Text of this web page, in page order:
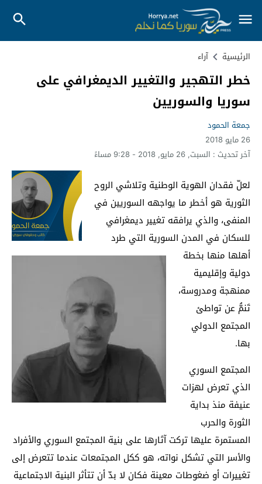
الرئيسية آراء
خطر التهجير والتغيير الديمغرافي على
سوريا والسوريين
جمعة الحمود
26 مايو 2018
آخر تحديث : السبت, 26 مايو, 2018 - 9:28 مساءً
لعلّ فقدان الهوية الوطنية وتلاشي الروح
الثورية هو أخطر ما يواجهه السوريين في
المنفى، والذي يرافقه تغيير ديمغرافي
للسكان في المدن السورية التي طرد
أهلها منها بخطة
دولية وإقليمية
ممنهجة ومدروسة،
تَنمُّ عن تواطئ
المجتمع الدولي
بها.
المجتمع السوري
الذي تعرض لهزات
عنيفة منذ بداية
الثورة والحرب
المستمرة عليها تركت آثارها على بنية المجتمع السوري والأفراد
والأسر التي تشكل نواته، هو ككل المجتمعات عندما تتعرض إلى
تغييرات أو ضغوطات معينة فكان لا بدّ أن تتأثر البنية الاجتماعية